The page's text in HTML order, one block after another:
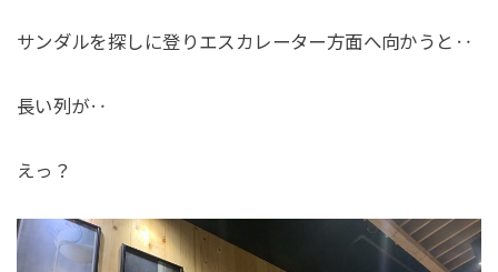
サンダルを探しに登りエスカレーター方面へ向かうと‥
長い列が‥
えっ？